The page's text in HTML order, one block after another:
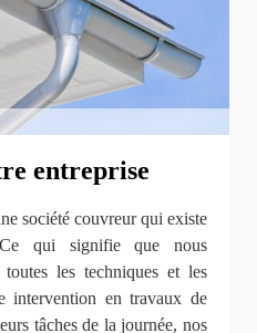
entreprise
société couvreur qui existe
qui signifie que nous
les techniques et les
intervention en travaux de
tâches de la journée, nos